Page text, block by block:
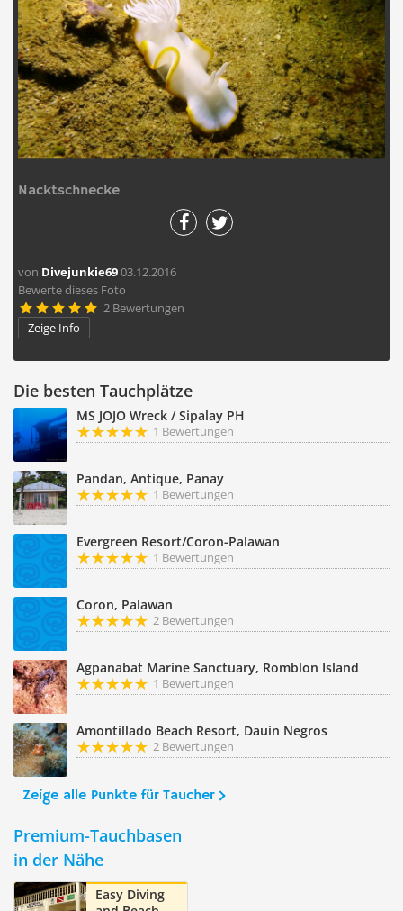
Nacktschnecke
von Divejunkie6903.12.2016
Bewerte dieses Foto
     2 Bewertungen
Zeige Info
Die besten Tauchplätze
MS JOJO Wreck / Sipalay PH
1 Bewertungen
Pandan, Antique, Panay
1 Bewertungen
Evergreen Resort/Coron-Palawan
1 Bewertungen
Coron, Palawan
2 Bewertungen
Agpanabat Marine Sanctuary, Romblon Island
1 Bewertungen
Amontillado Beach Resort, Dauin Negros
2 Bewertungen
Zeige alle Punkte für Taucher
Premium-Tauchbasen
in der Nähe
Easy Diving